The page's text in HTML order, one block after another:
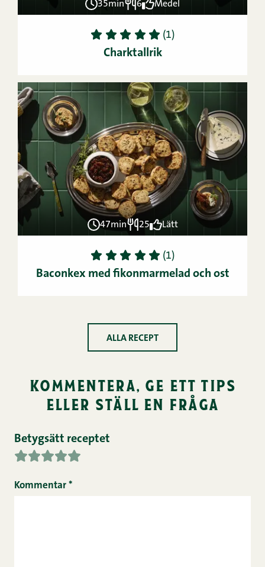
35min 6 Medel
1 2 3 4 5 (1)
Charktallrik
47min 25 Lätt
1 2 3 4 5 (1)
Baconkex med fikonmarmelad och ost
ALLA RECEPT
kommentera, ge ett tips
eller ställ en fråga
Betygsätt receptet
Kommentar *